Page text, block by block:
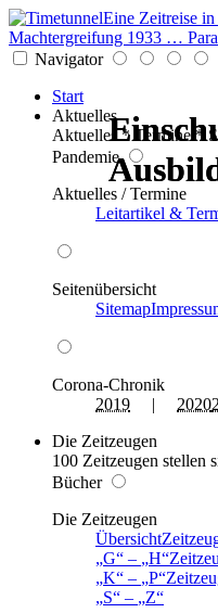
Eine Zeitreise
Machtergreifung 1933 …
Navigator
Start
Aktuelles
Aktuelles * Termine *
Pandemie
Aktuelles / Termine
Leitartikel &
Seitenübersicht
Sitemap
Corona-Chronik
2019 | 2020
Die Zeitzeugen
100 Zeitzeugen stellen
Bücher
Die Zeitzeugen
Übersicht
G
– H
K
– P
S
–
Z